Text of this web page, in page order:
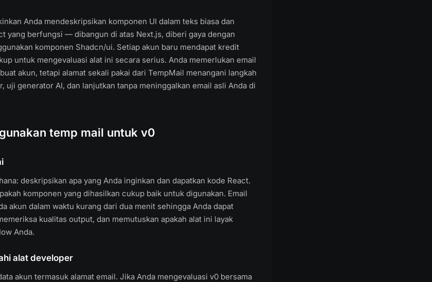
Anda mendeskripsikan komponen UI dalam teks biasa dan
yang berfungsi — dibangun di atas Next.js, diberi gaya dengan
komponen Shadcn/ui. Setiap akun baru mendapat kredit
untuk mengevaluasi alat ini secara serius. Anda memerlukan email
akun, tetapi alamat sekali pakai dari TempMail menangani langkah
uji generator AI, dan lanjutkan tanpa meninggalkan email asli Anda di
temp mail untuk v0
deskripsikan apa yang Anda inginkan dan dapatkan kode React.
komponen yang dihasilkan cukup baik untuk digunakan. Email
akun dalam waktu kurang dari dua menit sehingga Anda dapat
kualitas output, dan memutuskan apakah alat ini layak
Anda.
alat developer
akun termasuk alamat email. Jika Anda mengevaluasi v0 bersama